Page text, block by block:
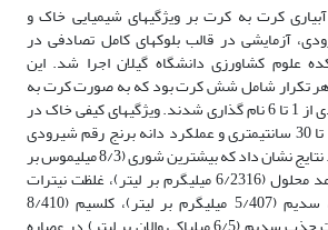
به منظور بررسی تأثیر آبیاری کرت به کرت بر ویژگی‎های شیمیایی خاک و
عملکرد برنج رقم شیرودی، آزمایشی در قالب بلوک‎های کامل تصادفی در
علوم کشاورزی دانشگاه گیلان اجرا شد. این
تکرار شامل شش کرت بود که به صورت کرت به
کرت در یک ردیف عمودی از 1 تا 6 نام گذاری شدند. ویژگی‎های کیفی خاک در
دو عمق صفر تا 15 و 15 تا 30 سانتی‎متری و عملکرد دانه برنج رقم شیرودی
مورد ارزیابی قرار گرفت. نتایج نشان داد که بیشترین شوری (8/3 میلی‎موس بر
سانتی‎متر)، کل مواد جامد محلول (6/2316 میلی‎گرم بر لیتر)، غلظت نیترات
(3/6 میلی‎گرم بر لیتر)، سدیم (5/407 میلی‎گرم بر لیتر)، کلسیم (8/410